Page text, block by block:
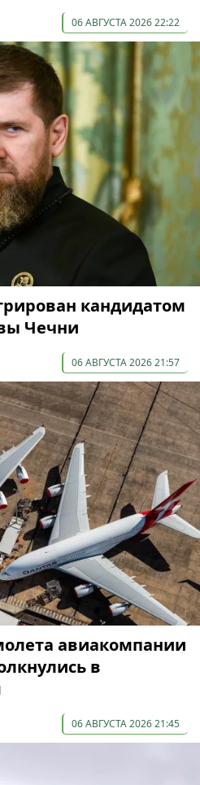
06 АВГУСТА 2026 22:22
кандидатом
Чечни
06 АВГУСТА 2026 21:57
авиакомпании
в
06 АВГУСТА 2026 21:45